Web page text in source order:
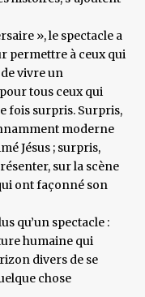
», le spectacle a
permettre à ceux qui
vivre un
tous ceux qui
fois surpris. Surpris,
moderne
Jésus ; surpris,
sur la scène
ont façonné son
qu’un spectacle :
humaine qui
divers de se
chose